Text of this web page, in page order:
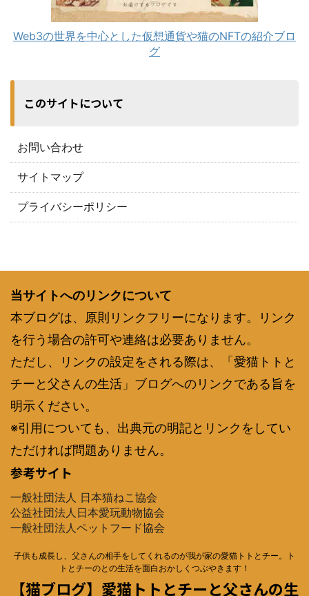
Web3の世界を中心とした仮想通貨や猫のNFTの紹介ブロ
グ
このサイトについて
お問い合わせ
サイトマップ
プライバシーポリシー
当サイトへのリンクについて
本ブログは、原則リンクフリーになります。リンク
を行う場合の許可や連絡は必要ありません。
ただし、リンクの設定をされる際は、「愛猫トトと
チーと父さんの生活」ブログへのリンクである旨を
明示ください。
※引用についても、出典元の明記とリンクをしてい
ただければ問題ありません。
参考サイト
一般社団法人 日本猫ねこ協会
公益社団法人日本愛玩動物協会
一般社団法人ペットフード協会
子供も成長し、父さんの相手をしてくれるのが我が家の愛猫トトとチー。ト
トとチーのとの生活を面白おかしくつぶやきます！
【猫ブログ】愛猫トトとチーと父さんの生